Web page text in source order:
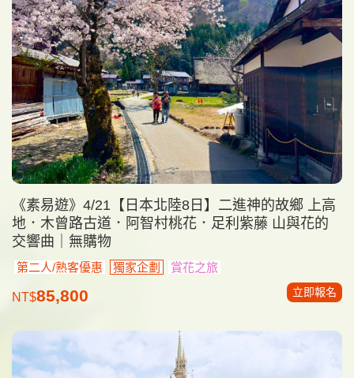
《素易遊》4/21【日本北陸8日】二進神的故鄉 上高
地．木曾路古道．阿智村桃花．足利紫藤 山與花的
交響曲｜無購物
第二人/熟客優惠 獨家企劃 賞花之旅
NT$85,800 立即報名